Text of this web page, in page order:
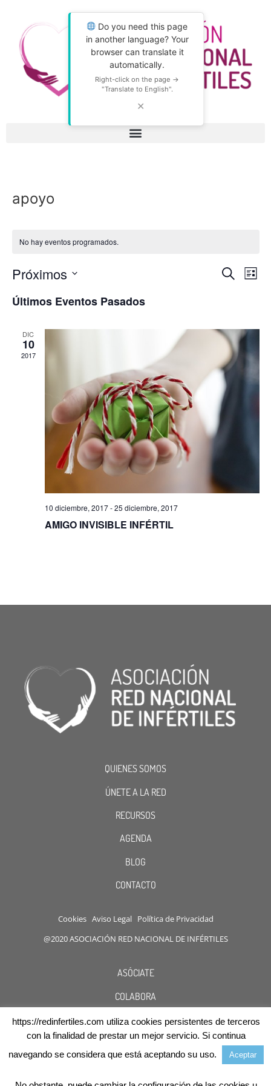
Do you need this page
in another language? Your
browser can translate it
automatically.
Right-click on the page →
"Translate to English".
✕
apoyo
No hay eventos programados.
y
de
Buscar
de
Lista
Próximos
la
fecha.
Últimos Eventos Pasados
DIC
10
2017
10 diciembre, 2017-25 diciembre, 2017
AMIGO INVISIBLE INFÉRTIL
QUIENES SOMOS
ÚNETE A LA RED
RECURSOS
AGENDA
BLOG
CONTACTO
Cookies Aviso Legal Política de Privacidad
@2020 ASOCIACIÓN RED NACIONAL DE INFÉRTILES
ASÓCIATE
COLABORA
DESCUENTOS
https://redinfertiles.com utiliza cookies persistentes de terceros
con la finalidad de prestar un mejor servicio. Si continua
navegando se considera que está aceptando su uso.
Aceptar